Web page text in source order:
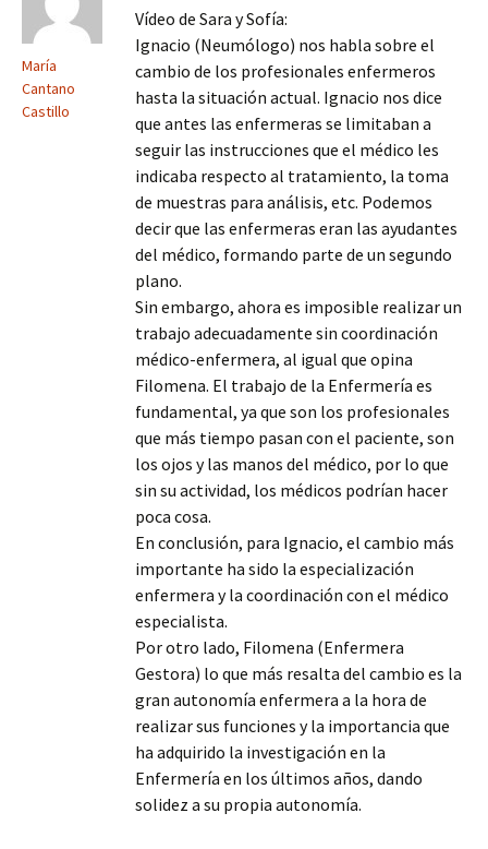
María
Cantano
Castillo
Vídeo de Sara y Sofía:
Ignacio (Neumólogo) nos habla sobre el
cambio de los profesionales enfermeros
hasta la situación actual. Ignacio nos dice
que antes las enfermeras se limitaban a
seguir las instrucciones que el médico les
indicaba respecto al tratamiento, la toma
de muestras para análisis, etc. Podemos
decir que las enfermeras eran las ayudantes
del médico, formando parte de un segundo
plano.
Sin embargo, ahora es imposible realizar un
trabajo adecuadamente sin coordinación
médico-enfermera, al igual que opina
Filomena. El trabajo de la Enfermería es
fundamental, ya que son los profesionales
que más tiempo pasan con el paciente, son
los ojos y las manos del médico, por lo que
sin su actividad, los médicos podrían hacer
poca cosa.
En conclusión, para Ignacio, el cambio más
importante ha sido la especialización
enfermera y la coordinación con el médico
especialista.
Por otro lado, Filomena (Enfermera
Gestora) lo que más resalta del cambio es la
gran autonomía enfermera a la hora de
realizar sus funciones y la importancia que
ha adquirido la investigación en la
Enfermería en los últimos años, dando
solidez a su propia autonomía.